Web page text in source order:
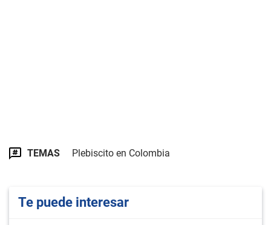
TEMAS Plebiscito en Colombia
Te puede interesar